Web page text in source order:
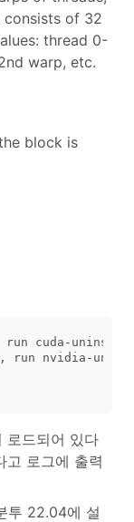
of 32
thread 0-
warp, etc.
block is
run cuda-
run nvidia-
로드되어 있다
고 로그에 출력
투 22.04에 설